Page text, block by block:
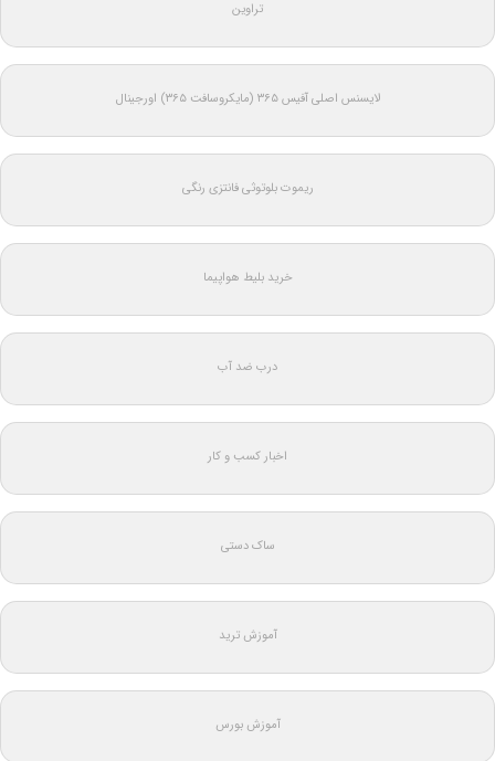
تراوین
لایسنس اصلی آفیس ۳۶۵ (مایکروسافت ۳۶۵) اورجینال
ریموت بلوتوثی فانتزی رنگی
خرید بلیط هواپیما
درب ضد آب
اخبار کسب و کار
ساک دستی
آموزش ترید
آموزش بورس